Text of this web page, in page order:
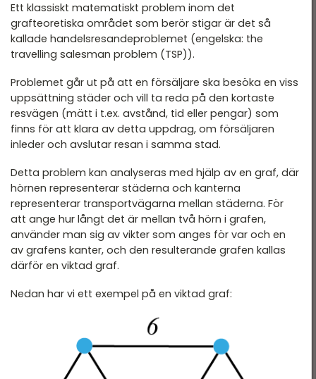
Ett klassiskt matematiskt problem inom det
grafteoretiska området som berör stigar är det så
kallade handelsresandeproblemet (engelska: the
travelling salesman problem (TSP)).
Problemet går ut på att en försäljare ska besöka en viss
uppsättning städer och vill ta reda på den kortaste
resvägen (mätt i t.ex. avstånd, tid eller pengar) som
finns för att klara av detta uppdrag, om försäljaren
inleder och avslutar resan i samma stad.
Detta problem kan analyseras med hjälp av en graf, där
hörnen representerar städerna och kanterna
representerar transportvägarna mellan städerna. För
att ange hur långt det är mellan två hörn i grafen,
använder man sig av vikter som anges för var och en
av grafens kanter, och den resulterande grafen kallas
därför en viktad graf.
Nedan har vi ett exempel på en viktad graf: